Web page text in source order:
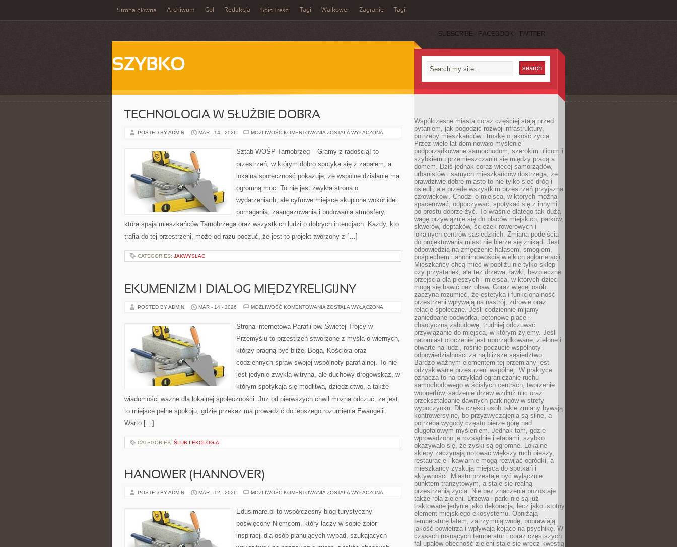
Strona główna Archiwum Gol Redakcja Spis Treści Tagi Walkower Zagranie Tagi
SUBSCRIBE FACEBOOK TWITTER
SZYBKO
TECHNOLOGIA W SŁUŻBIE DOBRA
POSTED BY ADMIN MAR - 14 - 2026 MOŻLIWOŚĆ KOMENTOWANIA TECHNOLOGIA
ZOSTAŁA WYŁĄCZONA
Sztab WOŚP Tarnobrzeg – Gramy z radością! to
przestrzeń, w którym dobro spotyka się z zapałem, a
lokalna społeczność pokazuje, że wspólne działanie ma
ogromną moc. To nie jest zwykła strona o
wydarzeniach, ale cyfrowe miejsce skupione wokół idei
pomagania, zaangażowania i budowania atmosfery,
która spaja mieszkańców Tarnobrzega oraz wszystkich ludzi o dobrych intencjach. Każdy, kto
trafia do tej przestrzeni, może od razu poczuć, że jest to projekt tworzony z […]
CATEGORIES: JAKWYSLAC
EKUMENIZM I DIALOG MIĘDZYRELIGIJNY
POSTED BY ADMIN MAR - 14 - 2026 MOŻLIWOŚĆ KOMENTOWANIA EKUMENIZM
MIĘDZYRELIGIJNY
ZOSTAŁA WYŁĄCZONA
Strona internetowa Parafii pw. Świętej Trójcy w
Przemyślu to przestrzeń stworzone z myślą o wiernych,
którzy pragną być bliżej Boga, Kościoła oraz
codziennych spraw swojej wspólnoty parafialnej. To nie
jest jedynie zwykła witryna, ale duchowy drogowskaz, w
którym spotykają się modlitwa, dziedzictwo, a także
wiadomości ważne dla lokalnej społeczności. Już od pierwszych chwil można odczuć, że jest
to miejsce pełne spokoju, gdzie przekaz ma prowadzić do lepszego rozumienia Ewangelii.
Warto […]
CATEGORIES: ŚLUB I EKOLOGIA
HANOWER (HANNOVER)
POSTED BY ADMIN MAR - 12 - 2026 MOŻLIWOŚĆ KOMENTOWANIA HANOWER
ZOSTAŁA WYŁĄCZONA
Edusimare.pl to współczesny blog turystyczny
poświęcony Niemcom, który łączy w sobie zbiór
inspiracji dla osób planujących wypad, szukających
Współczesne miasta coraz częściej stają przed
pytaniem, jak pogodzić rozwój infrastruktury,
potrzeby mieszkańców i troskę o jakość życia.
Przez wiele lat dominowało myślenie
podporządkowane samochodom, szerokim ulicom i
szybkiemu przemieszczaniu się między pracą a
domem. Dziś jednak coraz więcej samorządów,
urbanistów i samych mieszkańców dostrzega, że
prawdziwie dobre miasto to nie tylko sieć dróg i
osiedli, ale przede wszystkim przestrzeń przyjazna
człowiekowi. Chodzi o miejsca, w których można
spacerować, odpoczywać, spotykać się z innymi i
po prostu dobrze żyć. To właśnie dlatego tak dużą
wagę przywiązuje się do placów miejskich, parków,
skwerów, deptaków, ścieżek rowerowych i
lokalnych centrów sąsiedzkich. Zmiana podejścia
do projektowania miast nie bierze się znikąd. Jest
odpowiedzią na zmęczenie hałasem, smogiem,
pośpiechem i anonimowością wielkich aglomeracji.
Mieszkańcy chcą mieć w pobliżu nie tylko sklep
czy przystanek, ale też drzewa, ławki, bezpieczne
przejścia dla pieszych i miejsca, w których dzieci
mogą się bawić bez obaw. Coraz więcej osób
zaczyna rozumieć, że estetyka i funkcjonalność
przestrzeni wpływają na nastrój, zdrowie oraz
relacje społeczne. Jeśli codziennie mijamy
zaniedbane podwórka, betonowe place i
chaotyczną zabudowę, trudniej odczuwać
przywiązanie do miejsca, w którym żyjemy. Jeśli
natomiast otoczenie jest uporządkowane, zielone i
otwarte na ludzi, rośnie poczucie wspólnoty i
odpowiedzialności za najbliższe sąsiedztwo.
Bardzo ważnym elementem tej przemiany jest
odzyskiwanie przestrzeni wspólnej. W praktyce
oznacza to na przykład ograniczanie ruchu
samochodowego w ścisłych centrach, tworzenie
woonerfów, sadzenie drzew wzdłuż ulic oraz
przekształcanie dawnych parkingów w strefy
wypoczynku. Dla części osób takie zmiany bywają
kontrowersyjne, bo przyzwyczajenia są silne, a
potrzeba wygody często bierze górę nad
długofalowym myśleniem. Jednak tam, gdzie
wprowadzono je rozsądnie i etapami, szybko
okazywało się, że zyski są ogromne. Lokalne
sklepy zaczynają notować większy ruch pieszy,
restauracje i kawiarnie mogą rozwijać ogródki, a
mieszkańcy zyskują miejsca do spotkań i
aktywności. Miasto przestaje być wyłącznie
punktem tranzytowym, a staje się realną
przestrzenią życia. Nie bez znaczenia pozostaje
także rola zieleni. Drzewa i parki nie są już
traktowane jedynie jako dekoracja, lecz jako istotny
element miejskiego ekosystemu. Obniżają
temperaturę latem, zatrzymują wodę, poprawiają
jakość powietrza i wpływają kojąco na psychikę. W
czasach rosnących temperatur i coraz częstszych
fal upałów obecność zieleni staje się wręcz kwestią